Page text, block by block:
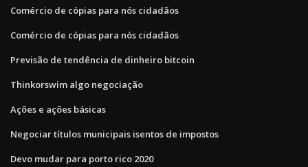
Comércio de cópias para nós cidadãos
Comércio de cópias para nós cidadãos
Previsão de tendência de dinheiro bitcoin
Thinkorswim algo negociação
Ações e ações básicas
Negociar títulos municipais isentos de impostos
Devo mudar para porto rico 2020